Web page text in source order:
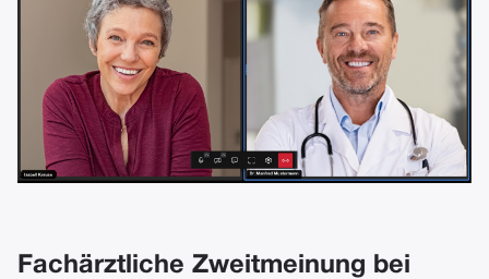
Fachärztliche Zweitmeinung bei